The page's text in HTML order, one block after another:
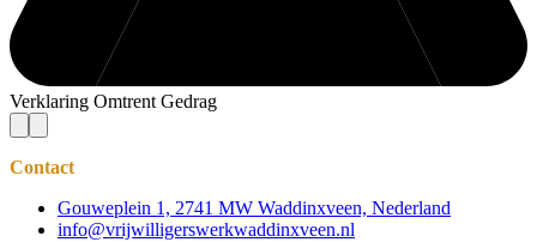
Verklaring Omtrent Gedrag
Contact
Gouweplein 1, 2741 MW Waddinxveen, Nederland
info@vrijwilligerswerkwaddinxveen.nl